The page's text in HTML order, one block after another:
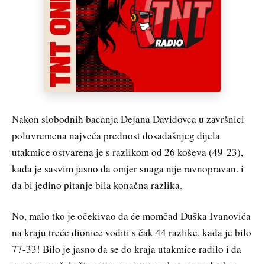
Nakon slobodnih bacanja Dejana Davidovca u završnici
poluvremena najveća prednost dosadašnjeg dijela
utakmice ostvarena je s razlikom od 26 koševa (49-23),
kada je sasvim jasno da omjer snaga nije ravnopravan. i
da bi jedino pitanje bila konačna razlika.
No, malo tko je očekivao da će momčad Duška Ivanovića
na kraju treće dionice voditi s čak 44 razlike, kada je bilo
77-33! Bilo je jasno da se do kraja utakmice radilo i da